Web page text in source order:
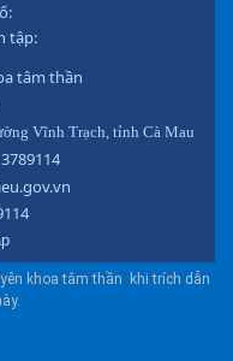
tập:
tâm thần
Vĩnh Trạch, tỉnh Cà Mau
khoa tâm thần khi trích dẫn